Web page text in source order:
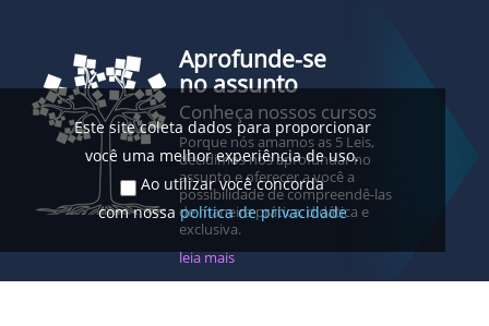
Aprofunde-se
no assunto
Conheça nossos cursos
Porque nós amamos as 5 Leis,
decidimos nos aprofundar no
assunto e oferecer a você a
possibilidade de compreendê-las
de maneira prática, didática e
exclusiva.
leia mais
Este site coleta dados para proporcionar
você uma melhor experiência de uso.
Ao utilizar você concorda
com nossa política de privacidade